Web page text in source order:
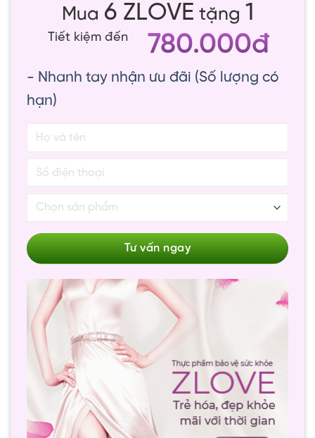
Mua 6 ZLOVE tặng 1
Tiết kiệm đến 780.000đ
- Nhanh tay nhận ưu đãi (Số lượng có
hạn)